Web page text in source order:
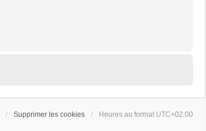
Supprimer les cookies Heures au format UTC+02:00